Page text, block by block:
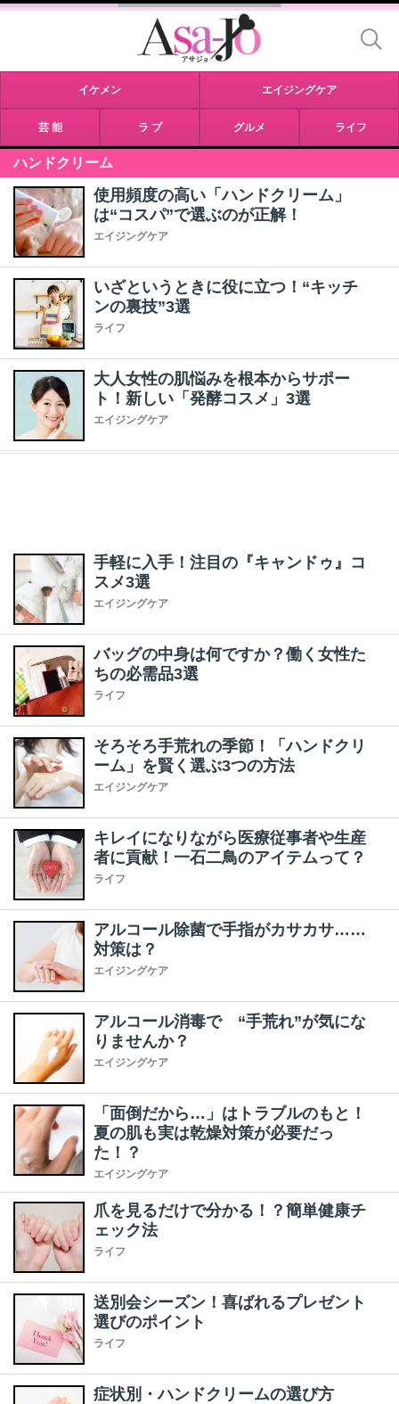
イケメン エイジングケア
芸 能 ラ ブ グルメ ライフ
ハンドクリーム
使用頻度の高い「ハンドクリーム」
は“コスパ”で選ぶのが正解！
エイジングケア
いざというときに役に立つ！“キッチ
ンの裏技”3選
ライフ
大人女性の肌悩みを根本からサポー
ト！新しい「発酵コスメ」3選
エイジングケア
手軽に入手！注目の『キャンドゥ』コ
スメ3選
エイジングケア
バッグの中身は何ですか？働く女性た
ちの必需品3選
ライフ
そろそろ手荒れの季節！「ハンドクリ
ーム」を賢く選ぶ3つの方法
エイジングケア
キレイになりながら医療従事者や生産
者に貢献！一石二鳥のアイテムって？
ライフ
アルコール除菌で手指がカサカサ……
対策は？
エイジングケア
アルコール消毒で “手荒れ”が気にな
りませんか？
エイジングケア
「面倒だから…」はトラブルのもと！
夏の肌も実は乾燥対策が必要だっ
た！？
エイジングケア
爪を見るだけで分かる！？簡単健康チ
ェック法
ライフ
送別会シーズン！喜ばれるプレゼント
選びのポイント
ライフ
症状別・ハンドクリームの選び方